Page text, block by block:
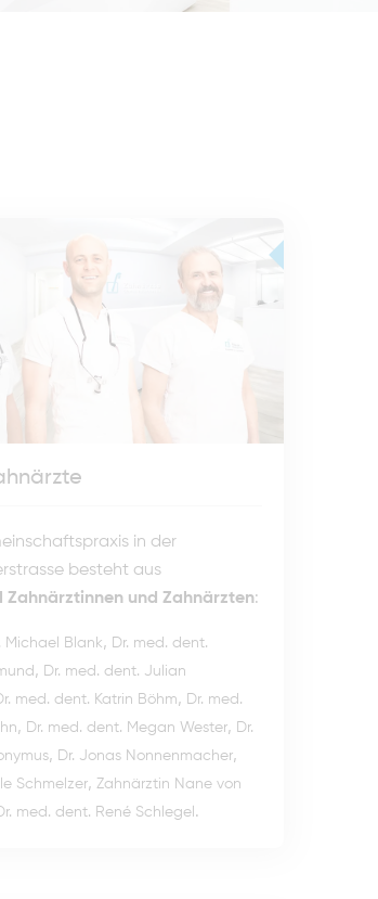
in der
besteht aus
Zahnärztinnen und Zahnärzten:
Michael Blank, Dr. med. dent.
, Dr. med. dent. Julian
med. dent. Katrin Böhm, Dr. med.
, Dr. med. dent. Megan Wester, Dr.
, Dr. Jonas Nonnenmacher,
Schmelzer, Zahnärztin Nane von
med. dent. René Schlegel .